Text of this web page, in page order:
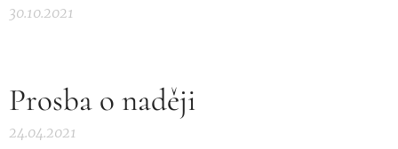
30.10.2021
Prosba o naději
24.04.2021